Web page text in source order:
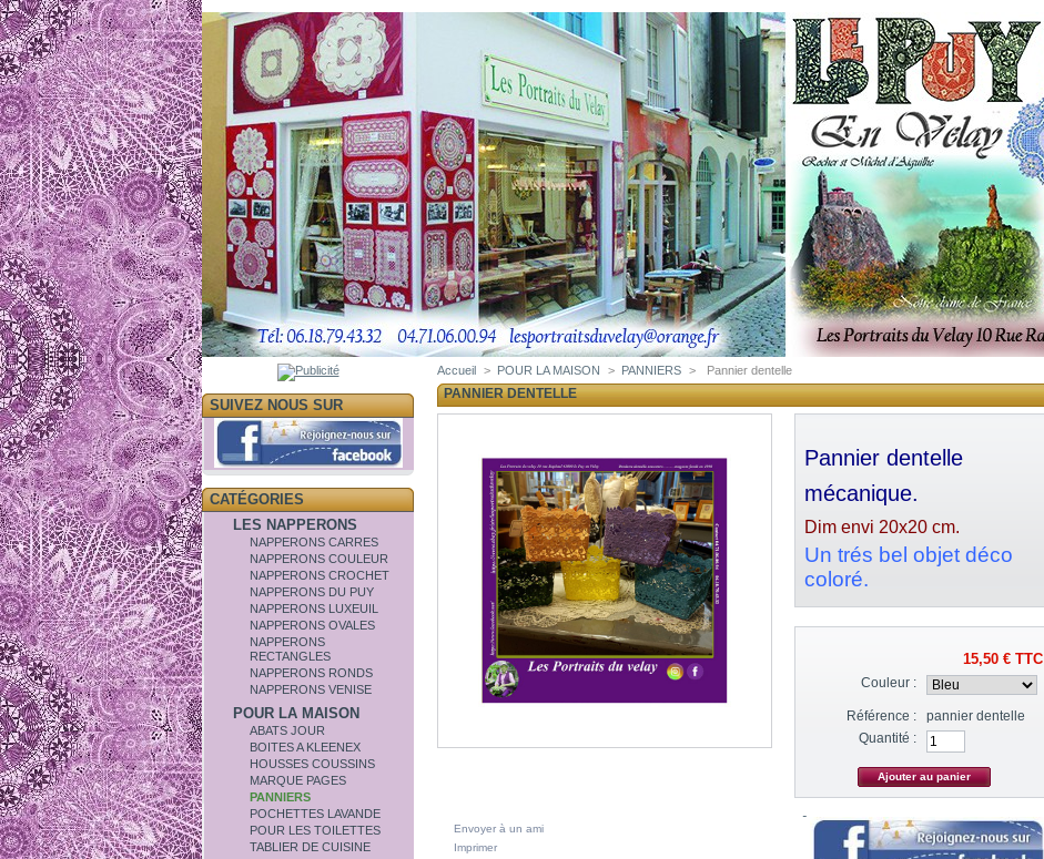
SUIVEZ NOUS SUR
CATÉGORIES
LES NAPPERONS
NAPPERONS CARRES
NAPPERONS COULEUR
NAPPERONS CROCHET
NAPPERONS DU PUY
NAPPERONS LUXEUIL
NAPPERONS OVALES
NAPPERONS
RECTANGLES
NAPPERONS RONDS
NAPPERONS VENISE
POUR LA MAISON
ABATS JOUR
BOITES A KLEENEX
HOUSSES COUSSINS
MARQUE PAGES
PANNIERS
POCHETTES LAVANDE
POUR LES TOILETTES
TABLIER DE CUISINE
Accueil > POUR LA MAISON > PANNIERS > Pannier dentelle
PANNIER DENTELLE
Envoyer à un ami
Imprimer
Pannier dentelle
mécanique.
Dim envi 20x20 cm.
Un trés bel objet déco
coloré.
15,50 €TTC
Couleur :
Référence :
pannier dentelle
Quantité :